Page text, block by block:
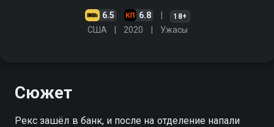
6.5 6.8 18+
США 2020 Ужасы
Сюжет
Рекс зашёл в банк, и после на отделение напали